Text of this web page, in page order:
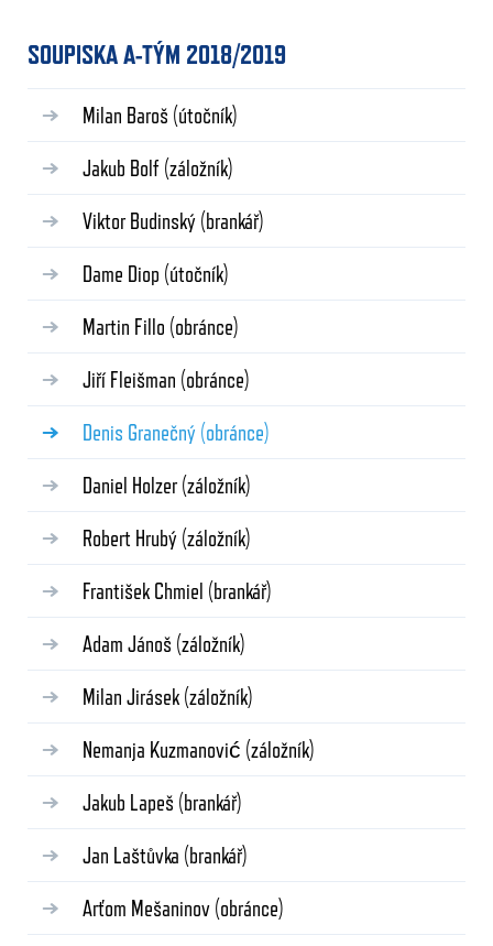
SOUPISKA A-TÝM 2018/2019
Milan Baroš (útočník)
Jakub Bolf (záložník)
Viktor Budinský (brankář)
Dame Diop (útočník)
Martin Fillo (obránce)
Jiří Fleišman (obránce)
Denis Granečný (obránce)
Daniel Holzer (záložník)
Robert Hrubý (záložník)
František Chmiel (brankář)
Adam Jánoš (záložník)
Milan Jirásek (záložník)
Nemanja Kuzmanović (záložník)
Jakub Lapeš (brankář)
Jan Laštůvka (brankář)
Arťom Mešaninov (obránce)